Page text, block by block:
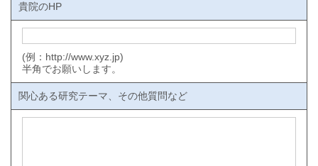
貴院のHP
(例：http://www.xyz.jp)
半角でお願いします。
関心ある研究テーマ、その他質問など